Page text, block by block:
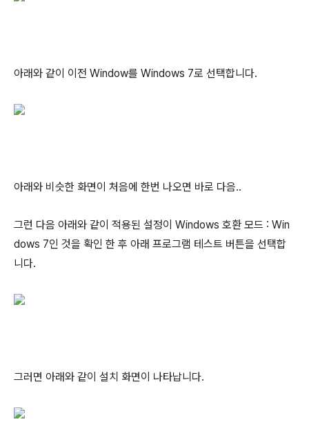
아래와 같이 이전 Window를 Windows 7로 선택합니다.
아래와 비슷한 화면이 처음에 한번 나오면 바로 다음..
그런 다음 아래와 같이 적용된 설정이 Windows 호환 모드 : Win
dows 7인 것을 확인 한 후 아래 프로그램 테스트 버튼을 선택합
니다.
그러면 아래와 같이 설치 화면이 나타납니다.